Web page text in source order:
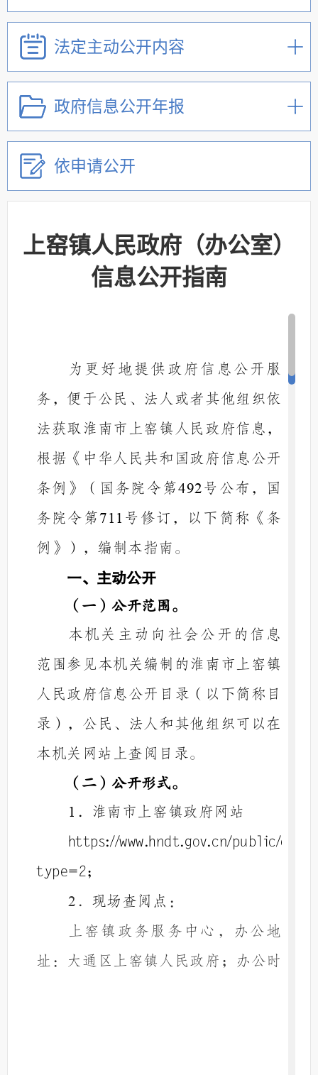
法定主动公开内容
政府信息公开年报
依申请公开
上窑镇人民政府（办公室）
信息公开指南
为更好地提供政府信息公开服
务，便于公民、法人或者其他组织依
法获取淮南市 上窑镇人民政府信息，
根据《中华人民共和国政府信息公开
条例》（国务院令第492号公布，国
务院令第711 号修订，以下简称《条
例》），编制本指南。
一、主动公开
（一）公开范围。
本机关主动向社会公开的信息
范围参见本机关编制的淮南市 上窑镇
人民政府信息公开目录（以下简称目
录），公民、法人和其他组织可以在
本机关网站上查阅目录。
（二）公开形式。
1 ．淮南市上窑镇政府网站
https://www.hndt.gov.cn/public/
type=2；
2 ． 现场查阅点 ：
上窑镇政务服务中心，办公地
址：大通区上窑镇 人民政府 ；办公时